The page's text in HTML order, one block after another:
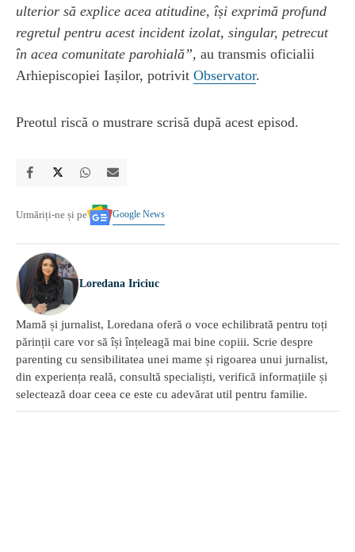
ulterior să explice acea atitudine, își exprimă profund
regretul pentru acest incident izolat, singular, petrecut
în acea comunitate parohială”, au transmis oficialii
Arhiepiscopiei Iașilor, potrivit Observator.
Preotul riscă o mustrare scrisă după acest episod.
Urmăriți-ne și pe Google News
Loredana Iriciuc
Mamă și jurnalist, Loredana oferă o voce echilibrată pentru toți
părinții care vor să își înțeleagă mai bine copiii. Scrie despre
parenting cu sensibilitatea unei mame și rigoarea unui jurnalist,
din experiența reală, consultă specialiști, verifică informațiile și
selectează doar ceea ce este cu adevărat util pentru familie.